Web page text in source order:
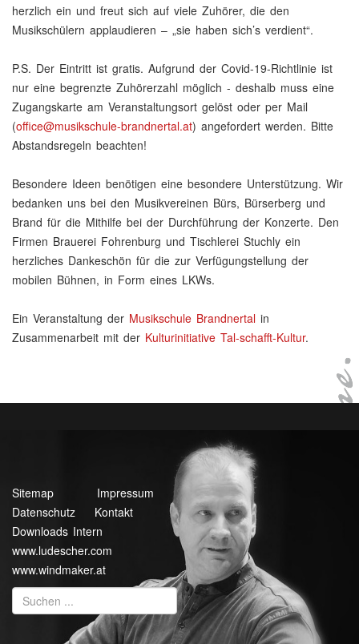
herzlich ein und freut sich auf viele Zuhörer, die den
Musikschülern applaudieren – „sie haben sich’s verdient“.
P.S. Der Eintritt ist gratis. Aufgrund der Covid-19-Richtlinie ist
nur eine begrenzte Zuhörerzahl möglich - deshalb muss eine
Zugangskarte am Veranstaltungsort gelöst oder per Mail
(office@musikschule-brandnertal.at) angefordert werden. Bitte
Abstandsregeln beachten!
Besondere Ideen benötigen eine besondere Unterstützung. Wir
bedanken uns bei den Musikvereinen Bürs, Bürserberg und
Brand für die Mithilfe bei der Durchführung der Konzerte. Den
Firmen Brauerei Fohrenburg und Tischlerei Stuchly ein
herzliches Dankeschön für die zur Verfügungstellung der
mobilen Bühnen, in Form eines LKWs.
Ein Veranstaltung der Musikschule Brandnertal in
Zusammenarbeit mit der Kulturinitiative Tal-schafft-Kultur.
Sitemap
Impressum
Datenschutz
Kontakt
Downloads Intern
www.ludescher.com
www.windmaker.at